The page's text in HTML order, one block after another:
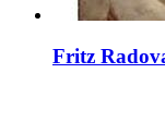
Fritz